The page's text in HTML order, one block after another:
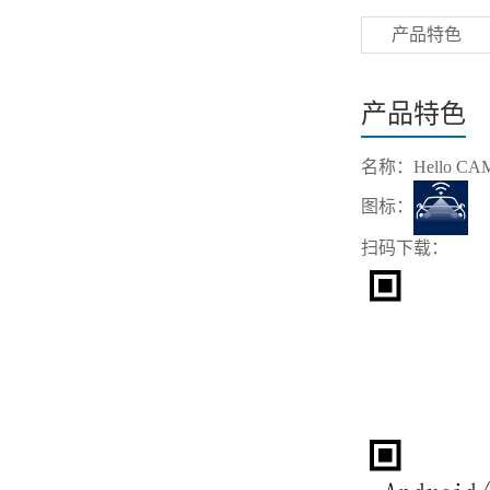
产品特色
产品特色
名称： Hello
图标：
扫码下载：